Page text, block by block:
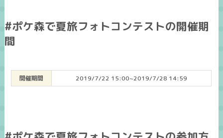
#ポケ森で夏旅フォトコンテストの開催期
間
開催期間 2019/7/22 15:00~2019/7/28 14:59